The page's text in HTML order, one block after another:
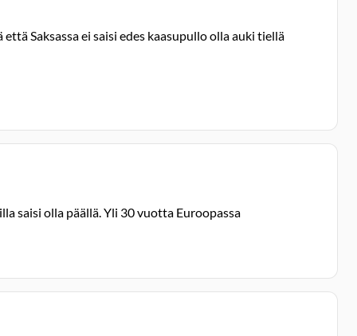
Saksassa ei saisi edes kaasupullo olla auki tiellä
saisi olla päällä. Yli 30 vuotta Euroopassa